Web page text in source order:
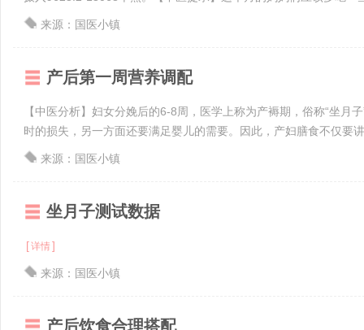
来源：国医小镇
产后第一周营养调配
【中医分析】妇女分娩后的6-8周，医学上称为产褥期，俗称“坐月
时的损失，另一方面还要满足婴儿的需要。因此，产妇膳食不仅要
来源：国医小镇
坐月子测试数据
[详情]
来源：国医小镇
产后饮食合理搭配